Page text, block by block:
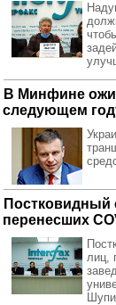
В Минфине
следующем
Постковидный
перенесших
лиц,